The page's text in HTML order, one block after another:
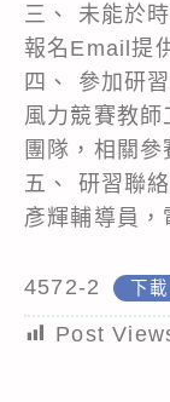
三、 未能於
報名Email提
四、 參加研
風力競賽教
團隊，相關
五、 研習聯
彥輝輔導員
4572-2 下載
Post